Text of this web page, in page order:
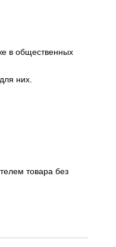
в общественных
них.
товара без